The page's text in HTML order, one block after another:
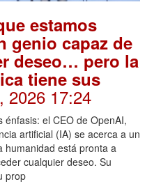
estamos
genio capaz de
deseo… pero la
tiene sus
2026 17:24
el CEO de OpenAI,
artificial (IA) se acerca a un
humanidad está pronta a
cualquier deseo. Su
prop